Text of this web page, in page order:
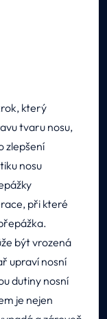
který
tvaru nosu,
zlepšení
nosu
při které
být vrozená
upraví nosní
dutiny nosní
je nejen